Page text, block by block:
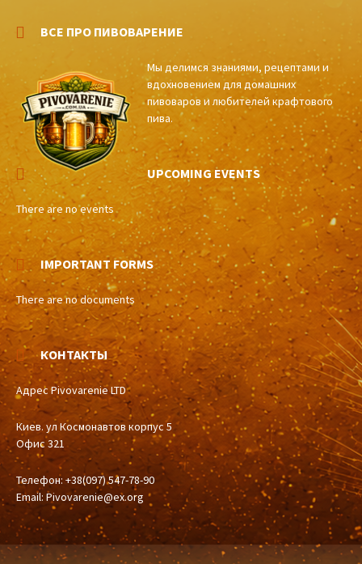
ВСЕ ПРО ПИВОВАРЕНИЕ
Мы делимся знаниями, рецептами и
вдохновением для домашних
пивоваров и любителей крафтового
пива.
UPCOMING EVENTS
There are no events
IMPORTANT FORMS
There are no documents
КОНТАКТЫ
Адрес Pivovarenie LTD
Киев. ул Космонавтов корпус 5
Офис 321
Телефон: +38(097) 547-78-90
Email: Pivovarenie@ex.org